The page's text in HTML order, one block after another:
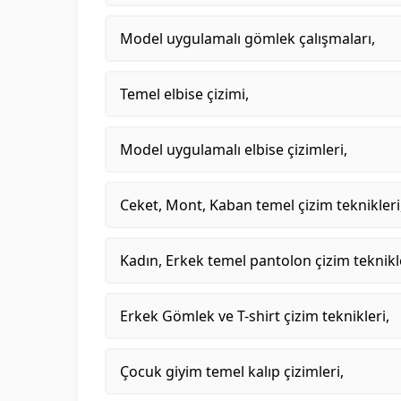
Model uygulamalı gömlek çalışmaları,
Temel elbise çizimi,
Model uygulamalı elbise çizimleri,
Ceket, Mont, Kaban temel çizim
Kadın, Erkek temel pantolon çizim
Erkek Gömlek ve T-shirt çizim teknikleri,
Çocuk giyim temel kalıp çizimleri,